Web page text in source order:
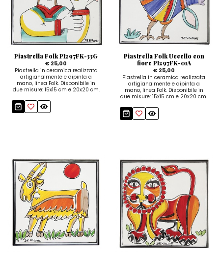
Piastrella Folk PI297FK-33G
€ 25,00
Piastrella in ceramica realizzata
artigianalmente e dipinta a
mano, linea Folk. Disponibile in
due misure: 15x15 cm e 20x20 cm.
Piastrella Folk Uccello con
fiore PI297FK-01A
€ 25,00
Piastrella in ceramica realizzata
artigianalmente e dipinta a
mano, linea Folk. Disponibile in
due misure: 15x15 cm e 20x20 cm.